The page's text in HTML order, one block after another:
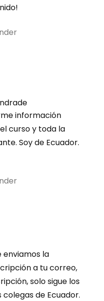
información
curso y toda la
Soy de Ecuador.
enviamos la
a tu correo,
solo sigue los
colegas de Ecuador.